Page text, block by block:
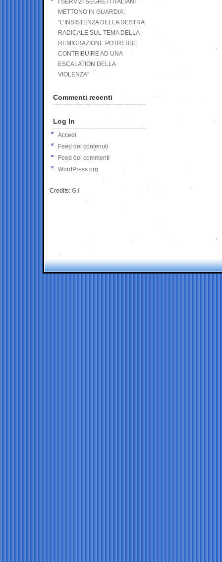
I SERVIZI SEGRETI ITALIANI
METTONO IN GUARDIA:
“L’INSISTENZA DELLA DESTRA
RADICALE SUL TEMA DELLA
REMIGRAZIONE POTREBBE
CONTRIBUIRE AD UNA
ESCALATION DELLA
VIOLENZA”
Commenti recenti
Log In
Accedi
Feed dei contenuti
Feed dei commenti
WordPress.org
Credits: G.I